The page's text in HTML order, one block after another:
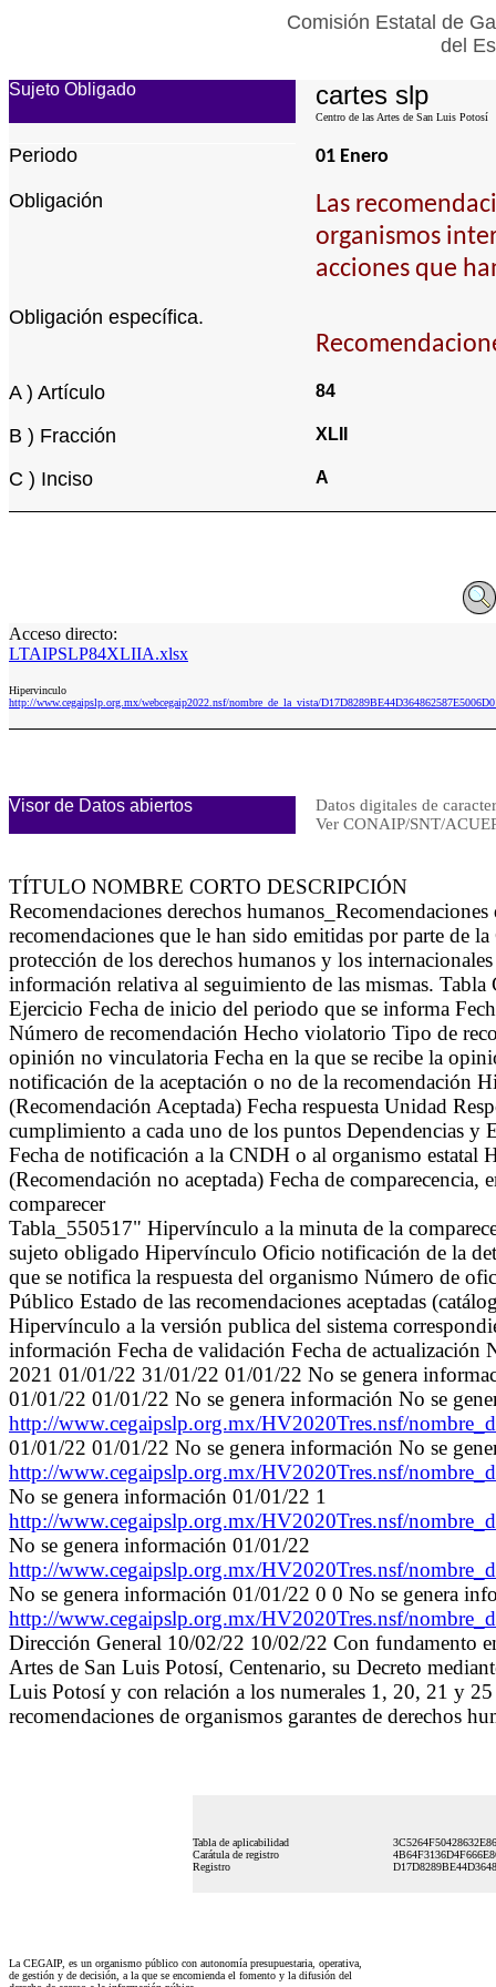
Comisión Estatal de
del
Sujeto Obligado cartes slp
Centro de las Artes de San Luis Potosí
Periodo 01 Enero
Obligación
Las
organismos
acciones que
Obligación específica.
A ) Artículo 84
B ) Fracción XLII
C ) Inciso A
Acceso directo:
LTAIPSLP84XLIIA.xlsx
Hipervinculo
http://www.cegaipslp.org.mx/webcegaip2022.nsf/nombre_de_la_vista/
Visor de Datos abiertos
Datos digitales de
Ver CONAIP/SNT/
TÍTULO NOMBRE CORTO DESCRIPCIÓN
Recomendaciones derechos
recomendaciones que le han sido emitidas por parte de
protección de los derechos humanos y los
información relativa al seguimiento de las mismas. Tabla
Ejercicio Fecha de inicio del periodo que se informa
Número de recomendación Hecho violatorio Tipo de
opinión no vinculatoria Fecha en la que se recibe la
notificación de la aceptación o no de la recomendación
(Recomendación Aceptada) Fecha respuesta Unidad
cumplimiento a cada uno de los puntos Dependencias y
Fecha de notificación a la CNDH o al organismo estatal
(Recomendación no aceptada) Fecha de
comparecer
Tabla_550517" Hipervínculo a la minuta de la
sujeto obligado Hipervínculo Oficio notificación de la
que se notifica la respuesta del organismo Número de
Público Estado de las recomendaciones aceptadas
Hipervínculo a la versión publica del sistema
información Fecha de validación Fecha de actualización
2021 01/01/22 31/01/22 01/01/22 No se genera
01/01/22 01/01/22 No se genera información No se
http://www.cegaipslp.org.mx/HV2020Tres.nsf/
01/01/22 01/01/22 No se genera información No se
http://www.cegaipslp.org.mx/HV2020Tres.nsf/
No se genera información 01/01/22 1
http://www.cegaipslp.org.mx/HV2020Tres.nsf/
No se genera información 01/01/22
http://www.cegaipslp.org.mx/HV2020Tres.nsf/
No se genera información 01/01/22 0 0 No se genera
http://www.cegaipslp.org.mx/HV2020Tres.nsf/
Dirección General 10/02/22 10/02/22 Con fundamento
Artes de San Luis Potosí, Centenario, su Decreto
Luis Potosí y con relación a los numerales 1, 20, 21 y
recomendaciones de organismos garantes de derechos
Tabla de aplicabilidad
Carátula de registro
Registro
La CEGAIP, es un organismo público con autonomía presupuestaria, operativa,
de gestión y de decisión, a la que se encomienda el fomento y la difusión del